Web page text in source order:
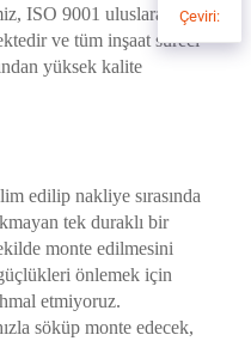
ISO 9001 uluslararası
ve tüm inşaat süreci
yüksek kalite
edilip nakliye sırasında
tek duraklı bir
monte edilmesini
önlemek için
etmiyoruz.
söküp monte edecek,
Çeviri: